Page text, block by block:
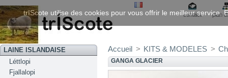
contact plan
LAINE ISLANDAISE
Léttlopi
Fjallalopi
Accueil > KITS & MODELES >
GANGA GLACIER
trIScote utilise des cookies pour vous offrir le meilleur